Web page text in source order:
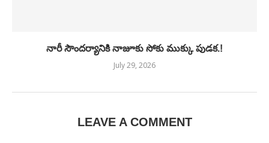
నారీ సౌందర్యానికి నాజూకు సోకు ముక్కు పుడక.!
July 29, 2026
LEAVE A COMMENT